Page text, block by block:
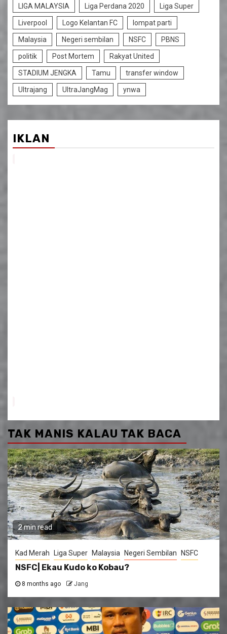
LIGA MALAYSIA Liga Perdana 2020 Liga Super
Liverpool Logo Kelantan FC lompat parti
Malaysia Negeri sembilan NSFC PBNS
politik Post Mortem Rakyat United
STADIUM JENGKA Tamu transfer window
Ultrajang UltraJangMag ynwa
IKLAN
TAK MANIS KALAU TAK BACA
2 min read
Kad Merah Liga Super Malaysia Negeri Sembilan NSFC
NSFC| Ekau Kudo ko Kobau?
8 months ago Jang